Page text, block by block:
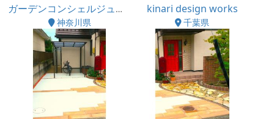
ガーデンコンシェルジュ株式会社
神奈川県
kinari design works
千葉県